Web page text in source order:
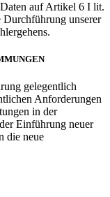
auf Artikel 6 I lit.
Durchführung unserer
gelegentlich
Anforderungen
in der
Einführung neuer
die neue